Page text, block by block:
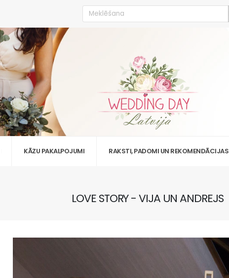
KĀZU PAKALPOJUMI RAKSTI, PADOMI UN REKOMENDĀCIJAS
LOVE STORY - VIJA UN ANDREJS